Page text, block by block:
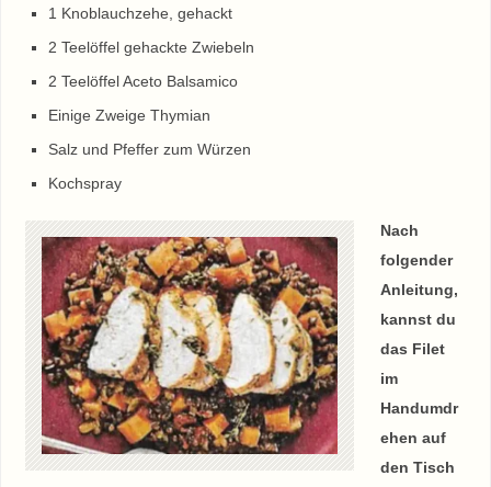
1 Knoblauchzehe, gehackt
2 Teelöffel gehackte Zwiebeln
2 Teelöffel Aceto Balsamico
Einige Zweige Thymian
Salz und Pfeffer zum Würzen
Kochspray
Nach
folgender
Anleitung,
kannst du
das Filet
im
Handumdr
ehen auf
den Tisch